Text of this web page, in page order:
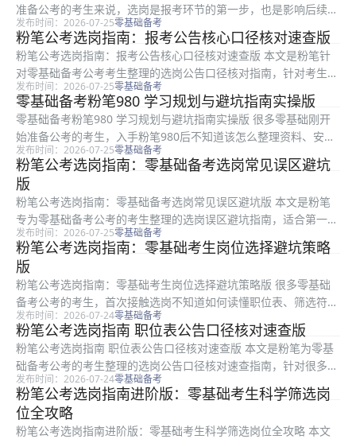
准备公考的考生来说，选岗是报考环节的第一步，也是影响后续备
考节奏的核心一步。很多零基础考生面对繁杂的职位表常常无从下
手，不知道该如何核对条件、筛选匹配岗位。本文由粉笔公考选岗
指导专家...
发布时间：2026-07-25零基础备考
粉笔公考选岗指南：报考公告核心口径核对速查版
粉笔公考选岗指南：报考公告核心口径核对速查版 本文是粉笔针
对零基础备考公考考生整理的选岗公告口径核对指南，针对考生选
岗时容易看错官方条件、混淆口径导致报考失败的普遍问题，整理
了可直接执行的核对清单、区分方法与注意事项，全文从公告核心
条件核对...
发布时间：2026-07-25零基础备考
零基础备考粉笔980 学习规划与避坑指南实操版
零基础备考粉笔980 学习规划与避坑指南实操版 很多零基础刚开
始准备公考的考生，入手粉笔980后不知道该怎么整理资料、安排
学习顺序，也容易踩各种备考误区，还不知道怎么同步推进选岗准
备。本文为零基础考生整理了可直接照做的实操指南，清晰拆解了
粉...
发布时间：2026-07-25零基础备考
粉笔公考选岗指南：零基础备考选岗常见误区避坑
版
粉笔公考选岗指南：零基础备考选岗常见误区避坑版 本文是粉笔
专为零基础备考公考的考生整理的选岗误区避坑指南，适合第一次
报考、对职位筛选和报考规则不熟悉的考生参考。全文围绕选岗过
程中考生最容易踩的四个典型陷阱展开梳理，既拆解了不同误区的
形成原因...
发布时间：2026-07-25零基础备考
粉笔公考选岗指南：零基础考生岗位选择避坑策略
版
粉笔公考选岗指南：零基础考生岗位选择避坑策略版 很多零基础
备考公考的考生，首次接触选岗不知道如何读懂职位表、筛选符合
自身条件的岗位，很容易踩坑影响最终报考结果。本文是粉笔整理
的零基础选岗实用指南，围绕职位表阅读、条件筛选、常见误区、
特殊岗位...
发布时间：2026-07-24零基础备考
粉笔公考选岗指南 职位表公告口径核对速查版
粉笔公考选岗指南 职位表公告口径核对速查版 本文是粉笔为零基
础备考公考的考生整理的选岗公告口径核对速查指南，针对很多考
生初次筛选岗位不会核对公告要求、错填条件导致资格审核不通过
的问题，整理了可直接照做的分步核对方法，覆盖职位表整体核
对、专业...
发布时间：2026-07-24零基础备考
粉笔公考选岗指南进阶版：零基础考生科学筛选岗
位全攻略
粉笔公考选岗指南进阶版：零基础考生科学筛选岗位全攻略 本文